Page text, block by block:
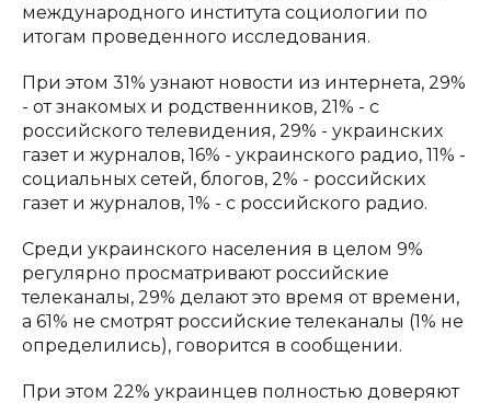
международного института социологии по
итогам проведенного исследования.
При этом 31% узнают новости из интернета, 29%
- от знакомых и родственников, 21% - с
российского телевидения, 29% - украинских
газет и журналов, 16% - украинского радио, 11% -
социальных сетей, блогов, 2% - российских
газет и журналов, 1% - с российского радио.
Среди украинского населения в целом 9%
регулярно просматривают российские
телеканалы, 29% делают это время от времени,
а 61% не смотрят российские телеканалы (1% не
определились), говорится в сообщении.
При этом 22% украинцев полностью доверяют